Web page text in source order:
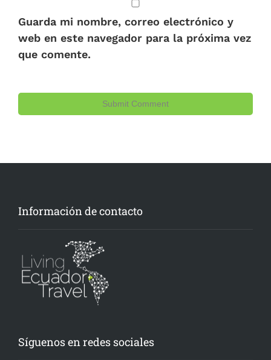
Guarda mi nombre, correo electrónico y
web en este navegador para la próxima vez
que comente.
Información de contacto
Síguenos en redes sociales